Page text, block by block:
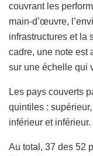
couvrant les
main-d’œuvre,
infrastructures et la
cadre, une note est
sur une échelle qui
Les pays couverts
quintiles :
inférieur et inférieur.
Au total, 37 des 52